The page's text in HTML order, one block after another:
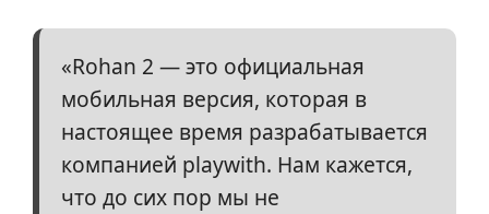
«Rohan 2 — это официальная
мобильная версия, которая в
настоящее время разрабатывается
компанией playwith. Нам кажется,
что до сих пор мы не